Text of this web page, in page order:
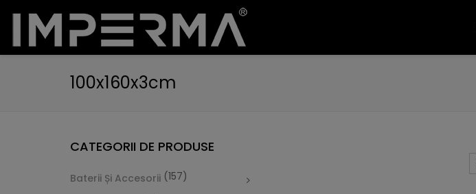
100x160x3cm
CATEGORII DE PRODUSE
Baterii Și Accesorii (157)